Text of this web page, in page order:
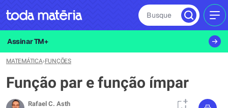
Busque
Assinar TM+
MATEMÁTICA›FUNÇÕES
Função par e função ímpar
Rafael C. Asth